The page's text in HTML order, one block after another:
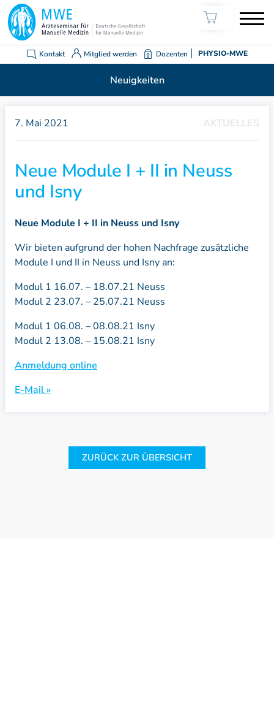
Kontakt Mitglied werden Dozenten PHYSIO-MWE
Neuigkeiten
AKTUELLES
7. Mai 2021
Neue Module I + II in Neuss
und Isny
Neue Module I + II in Neuss und Isny
Wir bieten aufgrund der hohen Nachfrage zusätzliche
Module I und II in Neuss und Isny an:
Modul 1 16.07. – 18.07.21 Neuss
Modul 2 23.07. – 25.07.21 Neuss
Modul 1 06.08. – 08.08.21 Isny
Modul 2 13.08. – 15.08.21 Isny
Anmeldung online
E-Mail »
ZURÜCK ZUR ÜBERSICHT